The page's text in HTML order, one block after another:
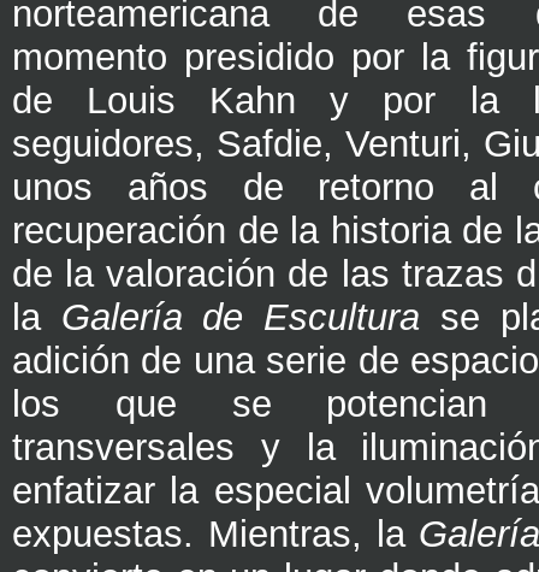
norteamericana de esas
momento presidido por la
de Louis Kahn y por la
seguidores, Safdie, Venturi,
unos años de retorno al
recuperación de la historia de
de la valoración de las trazas
la Galería de Escultura se
adición de una serie de
los que se potencian
transversales y la
enfatizar la especial
expuestas. Mientras, la